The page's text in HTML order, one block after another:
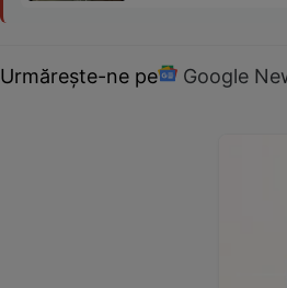
Urmărește-ne pe Google